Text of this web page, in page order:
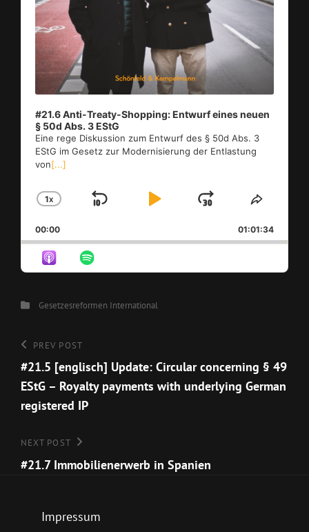
#21.6 Anti-Treaty-Shopping: Entwurf eines neuen
§ 50d Abs. 3 EStG
Eine rege Diskussion zum Entwurf des § 50d Abs. 3
EStG im Ge­setz zur Mo­der­ni­sie­rung der Ent­las­tung
von[...]
CHANGE
RATE
1X
SKIP
PLAYJUMPSHARE
00:00 01:01:34
CategoriesGesetzesreformen International
Beitragsnavigation
Previous
Post
PREV POST
#21.5 [englisch] Update: Circular concerning § 49
EStG – Royalty payments with underlying German
registered IP
Next
Post
NEXT POST
#21.7 Immobilienerwerb in Spanien
Impressum